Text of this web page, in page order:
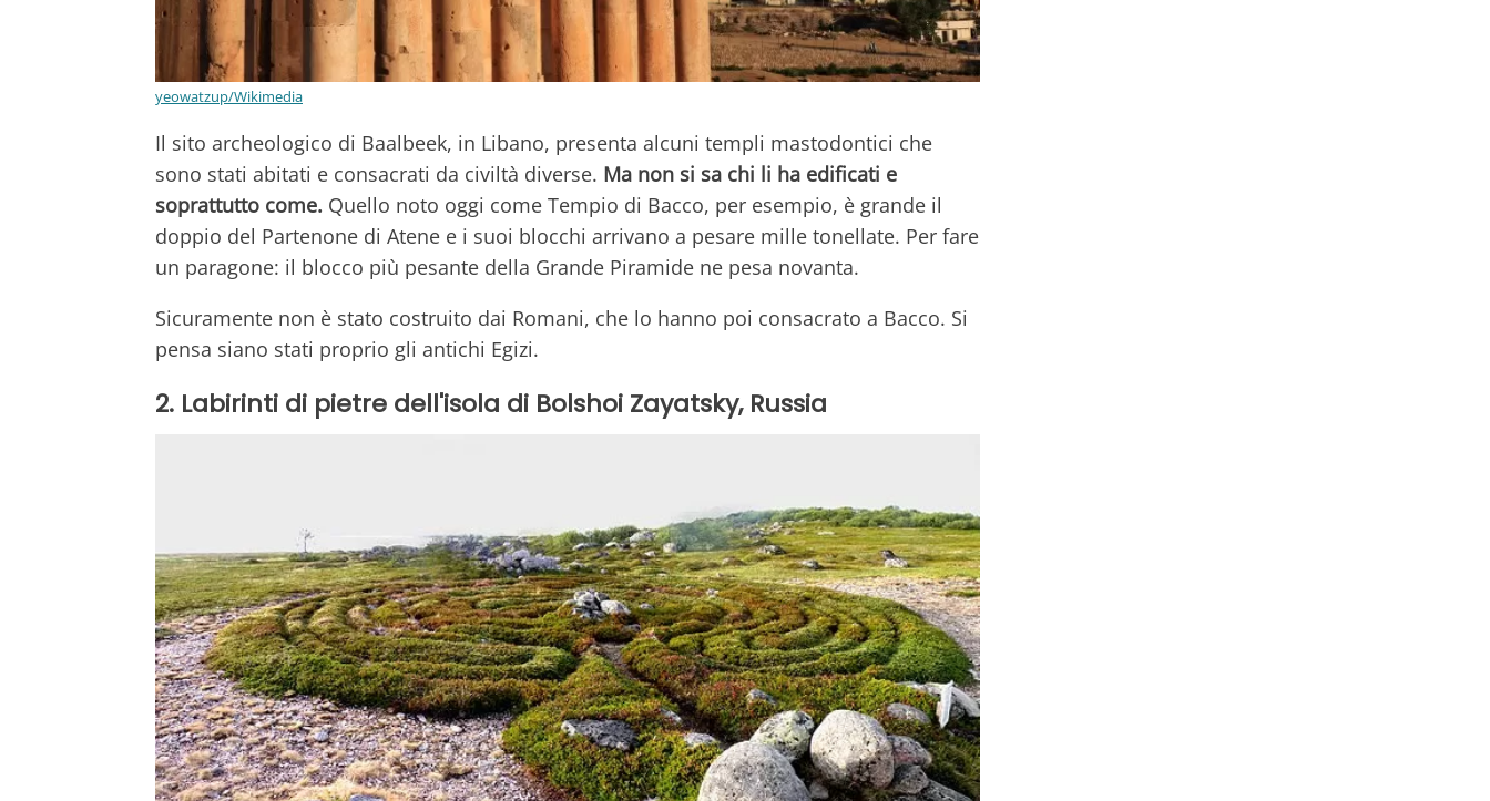
yeowatzup/Wikimedia
Il sito archeologico di Baalbeek, in Libano, presenta alcuni templi mastodontici che
sono stati abitati e consacrati da civiltà diverse. Ma non si sa chi li ha edificati e
soprattutto come. Quello noto oggi come Tempio di Bacco, per esempio, è grande il
doppio del Partenone di Atene e i suoi blocchi arrivano a pesare mille tonellate. Per fare
un paragone: il blocco più pesante della Grande Piramide ne pesa novanta.
Sicuramente non è stato costruito dai Romani, che lo hanno poi consacrato a Bacco. Si
pensa siano stati proprio gli antichi Egizi.
2. Labirinti di pietre dell'isola di Bolshoi Zayatsky, Russia